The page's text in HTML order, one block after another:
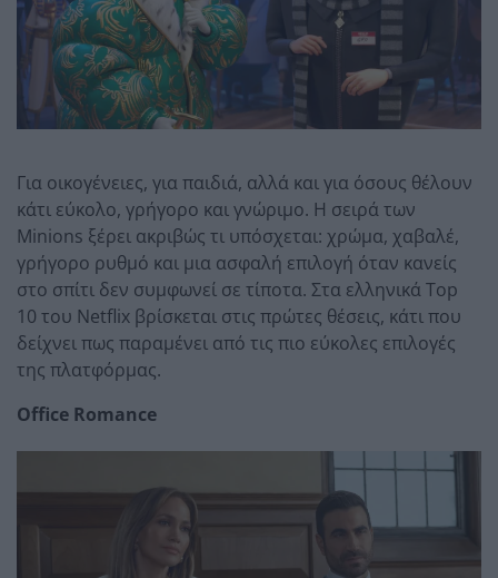
Για οικογένειες, για παιδιά, αλλά και για όσους θέλουν
κάτι εύκολο, γρήγορο και γνώριμο. Η σειρά των
Minions ξέρει ακριβώς τι υπόσχεται: χρώμα, χαβαλέ,
γρήγορο ρυθμό και μια ασφαλή επιλογή όταν κανείς
στο σπίτι δεν συμφωνεί σε τίποτα. Στα ελληνικά Top
10 του Netflix βρίσκεται στις πρώτες θέσεις, κάτι που
δείχνει πως παραμένει από τις πιο εύκολες επιλογές
της πλατφόρμας.
Office Romance